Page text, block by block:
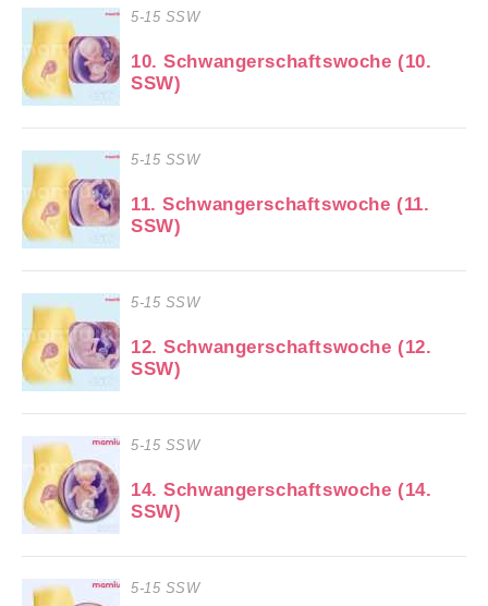
5-15 SSW
10. Schwangerschaftswoche (10.
SSW)
5-15 SSW
11. Schwangerschaftswoche (11.
SSW)
5-15 SSW
12. Schwangerschaftswoche (12.
SSW)
5-15 SSW
14. Schwangerschaftswoche (14.
SSW)
5-15 SSW